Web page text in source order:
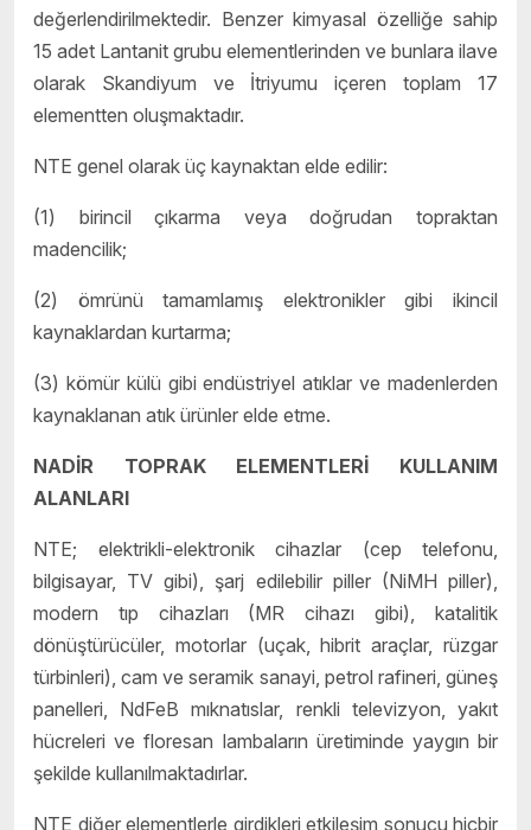
değerlendirilmektedir. Benzer kimyasal özelliğe sahip
15 adet Lantanit grubu elementlerinden ve bunlara ilave
olarak Skandiyum ve İtriyumu içeren toplam 17
elementten oluşmaktadır.
NTE genel olarak üç kaynaktan elde edilir:
(1) birincil çıkarma veya doğrudan topraktan
madencilik;
(2) ömrünü tamamlamış elektronikler gibi ikincil
kaynaklardan kurtarma;
(3) kömür külü gibi endüstriyel atıklar ve madenlerden
kaynaklanan atık ürünler elde etme.
NADİR TOPRAK ELEMENTLERİ KULLANIM
ALANLARI
NTE; elektrikli-elektronik cihazlar (cep telefonu,
bilgisayar, TV gibi), şarj edilebilir piller (NiMH piller),
modern tıp cihazları (MR cihazı gibi), katalitik
dönüştürücüler, motorlar (uçak, hibrit araçlar, rüzgar
türbinleri), cam ve seramik sanayi, petrol rafineri, güneş
panelleri, NdFeB mıknatıslar, renkli televizyon, yakıt
hücreleri ve floresan lambaların üretiminde yaygın bir
şekilde kullanılmaktadırlar.
NTE diğer elementlerle girdikleri etkileşim sonucu hiçbir